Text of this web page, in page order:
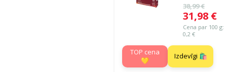
Oriģinālā
38,99 €
Cena
31,98 €
Cena par 100 g:
0,2 €
TOP cena
💛
Izdevīgi 🛍️